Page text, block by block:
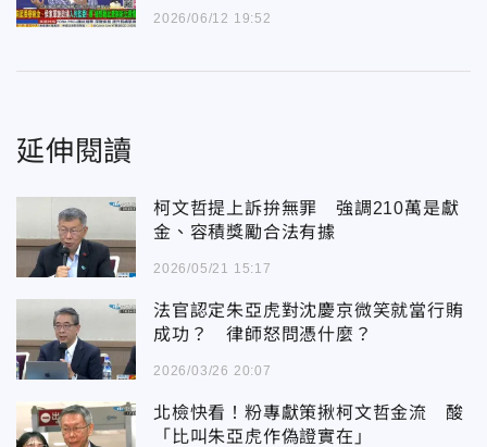
2026/06/12 19:52
延伸閱讀
柯文哲提上訴拚無罪 強調210萬是獻
金、容積獎勵合法有據
2026/05/21 15:17
法官認定朱亞虎對沈慶京微笑就當行賄
成功？ 律師怒問憑什麼？
2026/03/26 20:07
北檢快看！粉專獻策揪柯文哲金流 酸
「比叫朱亞虎作偽證實在」